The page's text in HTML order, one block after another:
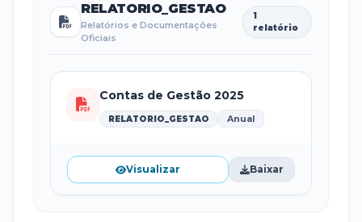
RELATORIO_GESTAO
Relatórios e Documentações
Oficiais
1
relatório
Contas de Gestão 2025
RELATORIO_GESTAO Anual
Visualizar Baixar